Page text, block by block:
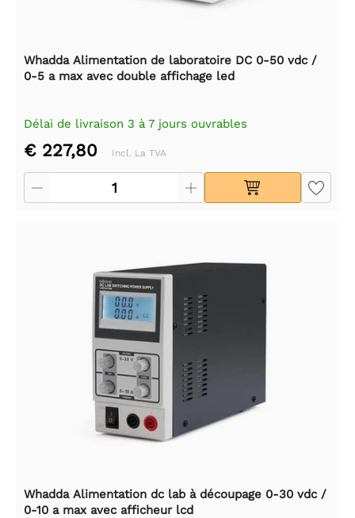
Whadda Alimentation de laboratoire DC 0-50 vdc /
0-5 a max avec double affichage led
Délai de livraison 3 à 7 jours ouvrables
€ 227,80 Incl. La TVA
Whadda Alimentation dc lab à découpage 0-30 vdc /
0-10 a max avec afficheur lcd